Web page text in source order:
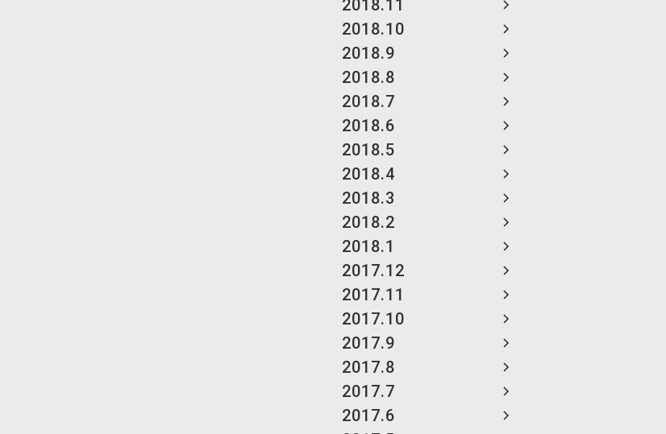
2018.11
2018.10
2018.9
2018.8
2018.7
2018.6
2018.5
2018.4
2018.3
2018.2
2018.1
2017.12
2017.11
2017.10
2017.9
2017.8
2017.7
2017.6